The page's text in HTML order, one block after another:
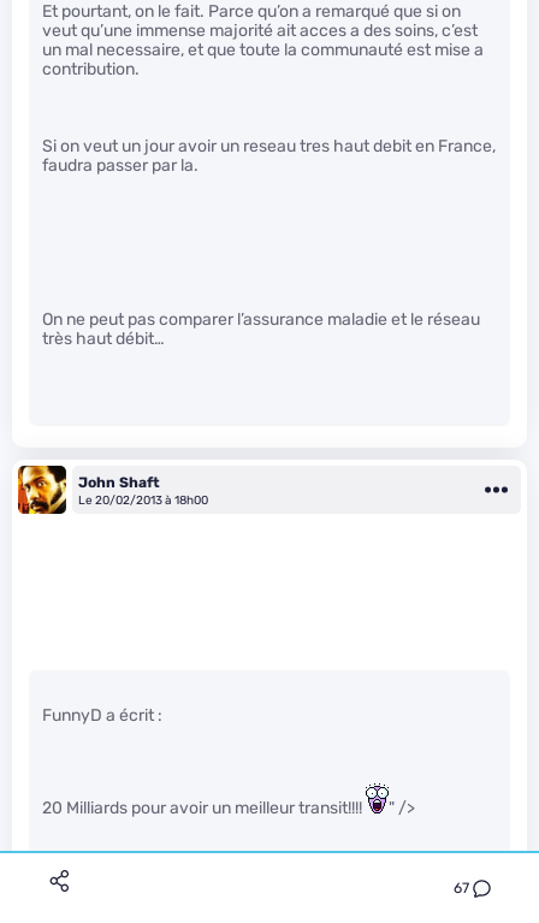
67
Et pourtant, on le fait. Parce qu’on a remarqué que si on
veut qu’une immense majorité ait acces a des soins, c’est
un mal necessaire, et que toute la communauté est mise a
contribution.
Si on veut un jour avoir un reseau tres haut debit en France,
faudra passer par la.
On ne peut pas comparer l’assurance maladie et le réseau
très haut débit…
John Shaft
Le 20/02/2013 à 18h00
FunnyD a écrit :
20 Milliards pour avoir un meilleur transit!!!! " />